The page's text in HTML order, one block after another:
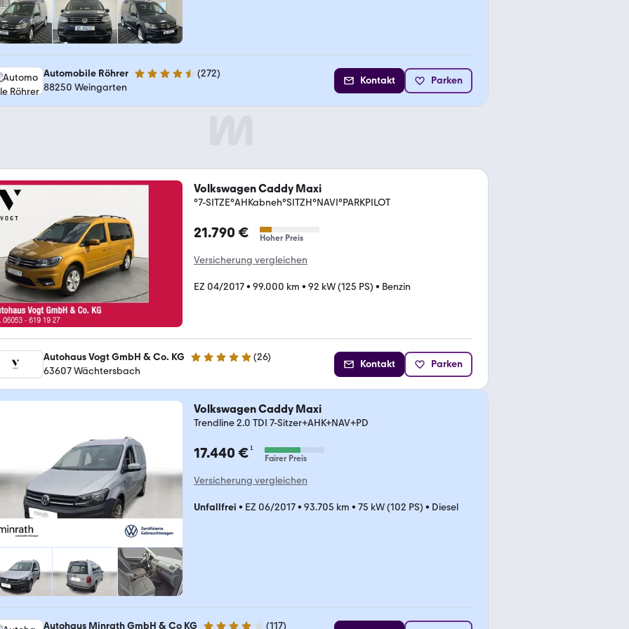
Automobile Röhrer 4.6 Sterne (272)
88250 Weingarten
Kontakt Parken
Volkswagen Caddy Maxi
°7-SITZE°AHKabneh°SITZH°NAVI°PARKPILOT
21.790 € Hoher Preis
Versicherung vergleichen
EZ 04/2017• 99.000 km • 92 kW (125 PS) • Benzin
Autohaus Vogt GmbH & Co. KG 4.9 Sterne (26)
63607 Wächtersbach
Kontakt Parken
Volkswagen Caddy Maxi
Trendline 2.0 TDI 7-Sitzer+AHK+NAV+PD
17.440 €¹
Fairer Preis
Versicherung vergleichen
Unfallfrei • EZ 06/2017• 93.705 km • 75 kW (102 PS) • Diesel
Autohaus Minrath GmbH & Co KG (117)